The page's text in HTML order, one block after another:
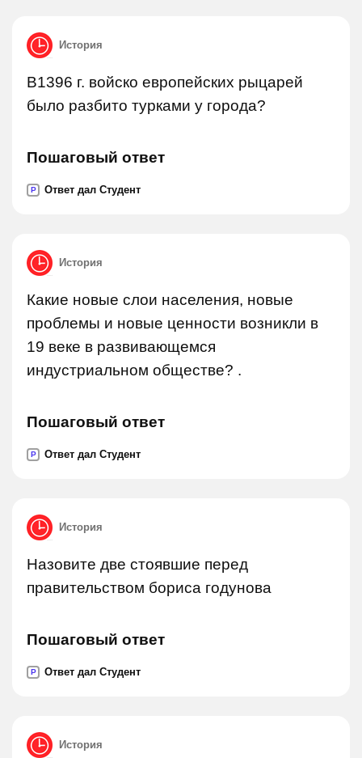
История
В1396 г. войско европейских рыцарей
было разбито турками у города?
Пошаговый ответ
P Ответ дал Студент
История
Какие новые слои населения, новые
проблемы и новые ценности возникли в
19 веке в развивающемся
индустриальном обществе? .
Пошаговый ответ
P Ответ дал Студент
История
Назовите две стоявшие перед
правительством бориса годунова
Пошаговый ответ
P Ответ дал Студент
История